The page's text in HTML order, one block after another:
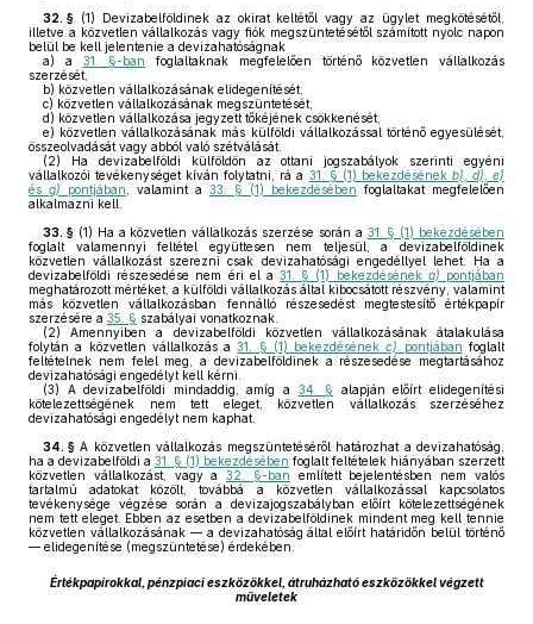
32. § (1) Devizabelföldinek az okirat keltétől vagy az ügylet megkötésétől,
illetve a közvetlen vállalkozás vagy fiók megszüntetésétől számított nyolc napon
belül be kell jelentenie a devizahatóságnak
a) a 31. §-ban
foglaltaknak megfelelően történő közvetlen vállalkozás
szerzését,
b) közvetlen vállalkozásának elidegenítését,
c) közvetlen vállalkozásának megszüntetését,
d) közvetlen vállalkozása jegyzett tőkéjének csökkenését,
e) közvetlen vállalkozásának más külföldi vállalkozással történő egyesülését,
összeolvadását vagy abból való szétválását.
(2) Ha devizabelföldi külföldön az ottani jogszabályok szerinti egyéni
vállalkozói tevékenységet kíván folytatni, rá a 31. § (1) bekezdésének b), d),
e)
és g) pontjában , valamint a 33. § (1) bekezdésében foglaltakat megfelelően
alkalmazni kell.
33. § (1) Ha a közvetlen vállalkozás szerzése során a 31. § (1) bekezdésében
foglalt valamennyi feltétel együttesen nem teljesül, a devizabelföldinek
közvetlen vállalkozást szerezni csak devizahatósági engedéllyel lehet. Ha a
devizabelföldi részesedése nem éri el a31. § (1) bekezdésének a) pontjában
meghatározott mértéket, a külföldi vállalkozás által kibocsátott részvény, valamint
más közvetlen vállalkozásban fennálló részesedést megtestesítő értékpapír
szerzésére a 35. § szabályai vonatkoznak.
(2) Amennyiben a devizabelföldi közvetlen vállalkozásának átalakulása
folytán a közvetlen vállalkozás a31. § (1) bekezdésénekc) pontjában foglalt
feltételnek nem felel meg, a devizabelföldinek a részesedése megtartásához
devizahatósági engedélyt kell kérni.
(3) A devizabelföldi mindaddig, amíg a 34. §
alapján előírt elidegenítési
kötelezettségének nem tett eleget, közvetlen vállalkozás szerzéséhez
devizahatósági engedélyt nem kaphat.
34. § A közvetlen vállalkozás megszüntetéséről határozhat a devizahatóság,
ha a devizabelföldi a 31. § (1) bekezdésében foglalt feltételek hiányában szerzett
közvetlen vállalkozást, vagy a32. §-ban említett bejelentésben nem valós
tartalmú adatokat közölt, továbbá a közvetlen vállalkozással kapcsolatos
tevékenysége végzése során a devizajogszabályban előírt kötelezettségének
nem tett eleget. Ebben az esetben a devizabelföldinek mindent meg kell tennie
közvetlen vállalkozásának — a devizahatóság által előírt határidőn belül történő
— elidegenítése (megszüntetése) érdekében.
Értékpapírokkal, pénzpiaci eszközökkel, átruházható eszközökkel végzett
műveletek